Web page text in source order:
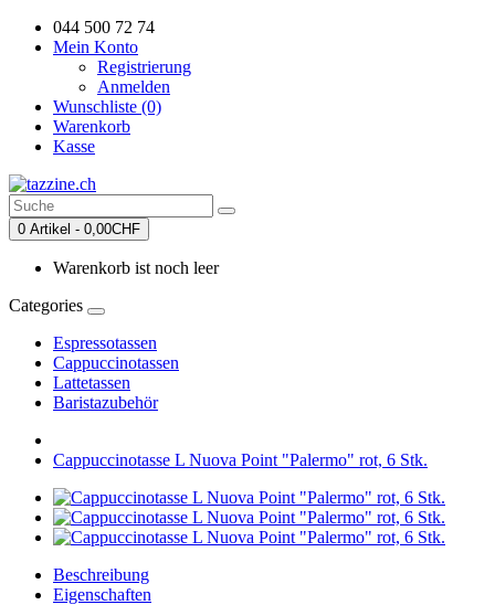
044 500 72 74
Mein Konto
Registrierung
Anmelden
Wunschliste (0)
Warenkorb
Kasse
0 Artikel - 0,00CHF
Warenkorb ist noch leer
Categories
Espressotassen
Cappuccinotassen
Lattetassen
Baristazubehör
Cappuccinotasse L Nuova Point "Palermo" rot, 6 Stk.
Beschreibung
Eigenschaften